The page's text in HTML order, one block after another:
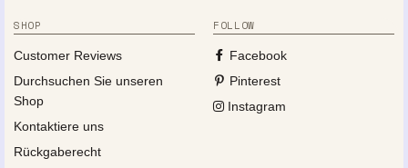
SHOP
Customer Reviews
Durchsuchen Sie unseren
Shop
Kontaktiere uns
Rückgaberecht
FOLLOW
Facebook
Pinterest
Instagram